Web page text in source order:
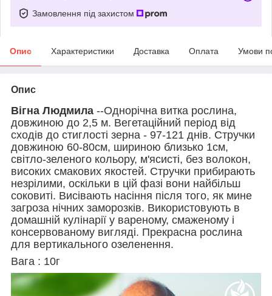
Замовлення під захистом
Опис Характеристики Доставка Оплата Умови
Опис
Вігна Людмила --Однорічна витка рослина,
довжиною до 2,5 м. Вегетаційний період від
сходів до стиглості зерна - 97-121 днів. Стручки
довжиною 60-80см, шириною близько 1см,
світло-зеленого кольору, м'ясисті, без волокон,
високих смакових якостей. Стручки прибирають
незрілими, оскільки в цій фазі вони найбільш
соковиті. Висівають насіння після того, як мине
загроза нічних заморозків. Використовують в
домашній кулінарії у вареному, смаженому і
консервованому вигляді. Прекрасна рослина
для вертикального озеленення.
Вага : 10г